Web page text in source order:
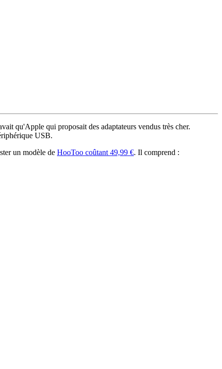
qu'Apple qui proposait des adaptateurs vendus très cher.
USB.
un modèle de HooToo coûtant 49,99 €. Il comprend :